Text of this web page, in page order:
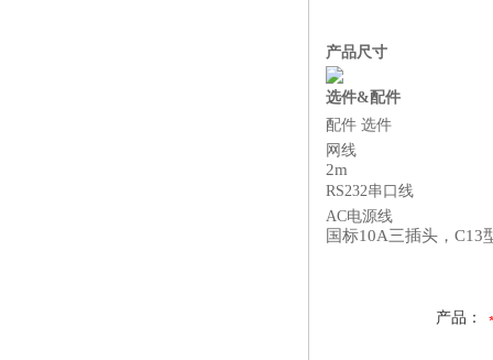
产品尺寸
选件&配件
配件 选件
网线
2m
RS232串口线
AC电源线
国标10A三插头，C13
产品：